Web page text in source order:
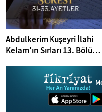
Abdulkerim Kuşeyri İlahi
Kelam'ın Sırları 13. Bölüm I
Ayetler Tefsiri